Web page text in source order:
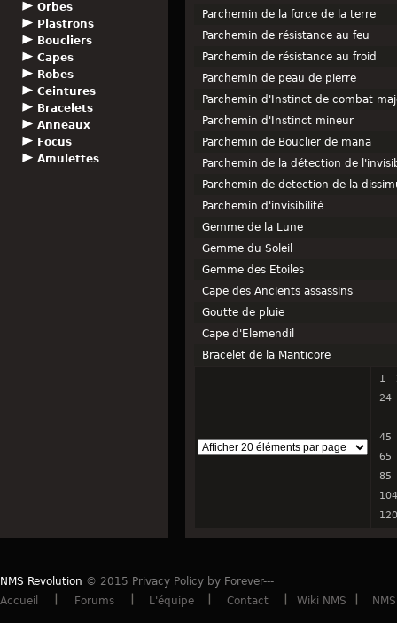
Orbes
Plastrons
Boucliers
Capes
Robes
Ceintures
Bracelets
Anneaux
Focus
Amulettes
Parchemin de la force de la terre
Parchemin de résistance au feu
Parchemin de résistance au froid
Parchemin de peau de pierre
Parchemin d'Instinct de combat
Parchemin d'Instinct mineur
Parchemin de Bouclier de mana
Parchemin de la détection de
Parchemin de detection de la
Parchemin d'invisibilité
Gemme de la Lune
Gemme du Soleil
Gemme des Etoiles
Cape des Ancients assassins
Goutte de pluie
Cape d'Elemendil
Bracelet de la Manticore
1
24
45
65
85
104
120
NMS Revolution © 2015 Privacy Policy by Forever---
Accueil
Forums L'équipe Contact Wiki NMS